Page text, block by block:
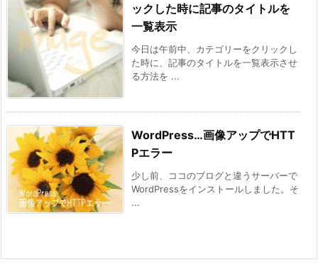
ックした時に記事のタイトルを
一覧表示
今日は午前中、カテゴリーをクリックし
た時に、記事のタイトルを一覧表示させ
る方法を ...
WordPress…画像アップでHTT
Pエラー
少し前、ココのブログと違うサーバーで
WordPressをインストールしました。そ
...